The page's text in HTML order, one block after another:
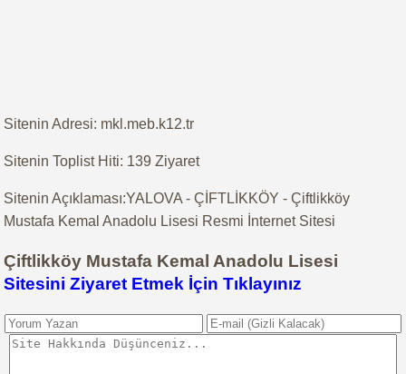
Sitenin Adresi: mkl.meb.k12.tr
Sitenin Toplist Hiti: 139 Ziyaret
Sitenin Açıklaması:YALOVA - ÇİFTLİKKÖY - Çiftlikköy
Mustafa Kemal Anadolu Lisesi Resmi İnternet Sitesi
Çiftlikköy Mustafa Kemal Anadolu Lisesi
Sitesini Ziyaret Etmek İçin Tıklayınız